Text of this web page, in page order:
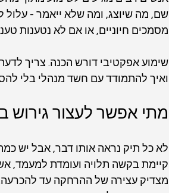
שם, מה שיוצג, ומה שלא ייאמר -
מסמכים חיוניים, או אם לא נטענות
שימוע אפקטיבי דורש הכנה. צריך
ואיך להתמודד עם חשד מנהלי בלי
מתי אפשר לעצור גירוש
לא כל תיק נראה אותו דבר, אבל יש
קיימת בקשה תלויה ועומדת למעמד,
מצדיק עצירה של ההרחקה עד